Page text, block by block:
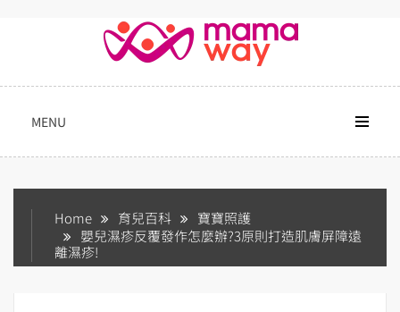
MENU
Home 育兒百科
寶寶照護
嬰兒濕疹反覆發作怎麼辦?3原則打造肌膚屏障遠
離濕疹!